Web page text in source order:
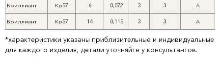
Бриллиант Кр57 6 0,072 3 3 A
Бриллиант Кр57 14 0,115 3 3 A
*характеристики указаны приблизительные и индивидуальные
для каждого изделия, детали уточняйте у консультантов.